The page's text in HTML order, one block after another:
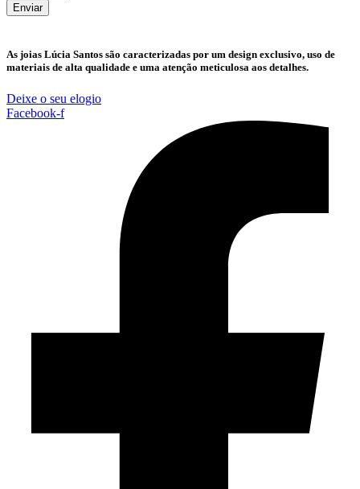
Enviar
As joias Lúcia Santos são caracterizadas por um design exclusivo, uso de
materiais de alta qualidade e uma atenção meticulosa aos detalhes.
Deixe o seu elogio
Facebook-f